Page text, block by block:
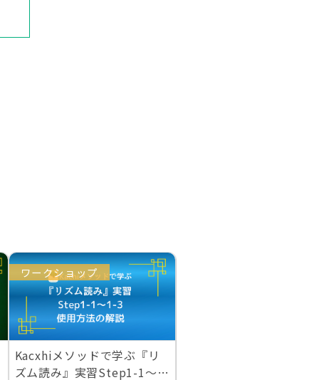
ワークショップ
Kacxhiメソッドで学ぶ『リ
ズム読み』実習Step1-1〜1-